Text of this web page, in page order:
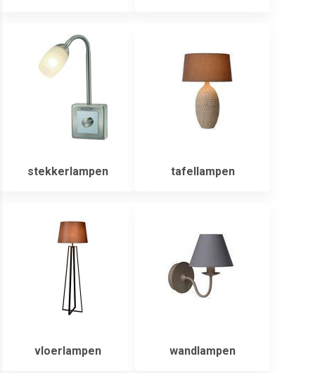
stekkerlampen tafellampen
vloerlampen wandlampen